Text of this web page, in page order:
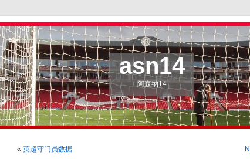
asn14
阿森纳14
« 英超守门员数据